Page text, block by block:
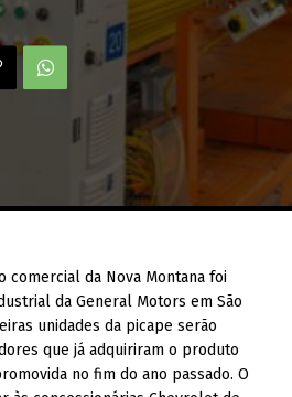
comercial da Nova Montana foi
da General Motors em São
unidades da picape serão
que já adquiriram o produto
no fim do ano passado. O